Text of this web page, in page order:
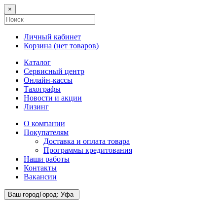
×
Личный кабинет
Корзина (нет товаров)
Каталог
Сервисный центр
Онлайн-кассы
Тахографы
Новости и акции
Лизинг
О компании
Покупателям
Доставка и оплата товара
Программы кредитования
Наши работы
Контакты
Вакансии
Ваш городГород: Уфа